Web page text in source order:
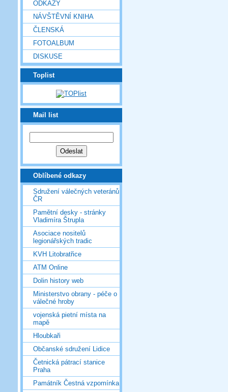
ODKAZY
NÁVŠTĚVNÍ KNIHA
ČLENSKÁ
FOTOALBUM
DISKUSE
Toplist
Mail list
Oblíbené odkazy
Sdružení válečných veteránů
ČR
Pamětní desky - stránky
Vladimíra Štrupla
Asociace nositelů
legionářských tradic
KVH Litobratřice
ATM Online
Dolin history web
Ministerstvo obrany - péče o
válečné hroby
vojenská pietní místa na
mapě
Hloubkaři
Občanské sdružení Lidice
Četnická pátrací stanice
Praha
Památník Čestná vzpomínka